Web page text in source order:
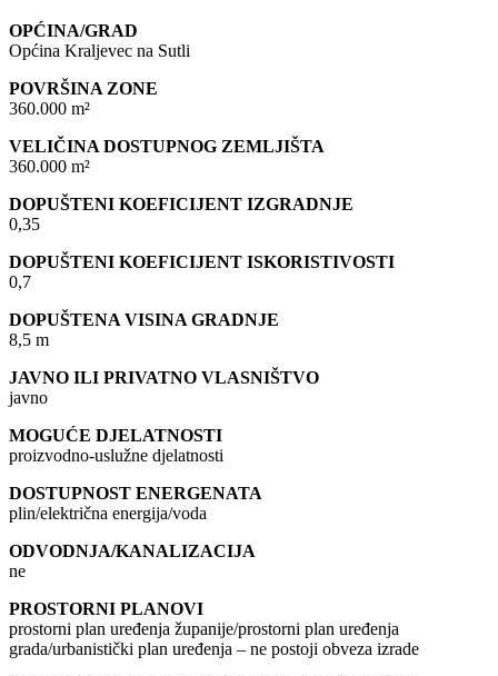
OPĆINA/GRAD
Općina Kraljevec na Sutli
POVRŠINA ZONE
360.000 m²
VELIČINA DOSTUPNOG ZEMLJIŠTA
360.000 m²
DOPUŠTENI KOEFICIJENT IZGRADNJE
0,35
DOPUŠTENI KOEFICIJENT ISKORISTIVOSTI
0,7
DOPUŠTENA VISINA GRADNJE
8,5 m
JAVNO ILI PRIVATNO VLASNIŠTVO
javno
MOGUĆE DJELATNOSTI
proizvodno-uslužne djelatnosti
DOSTUPNOST ENERGENATA
plin/električna energija/voda
ODVODNJA/KANALIZACIJA
ne
PROSTORNI PLANOVI
prostorni plan uređenja županije/prostorni plan uređenja
grada/urbanistički plan uređenja – ne postoji obveza izrade